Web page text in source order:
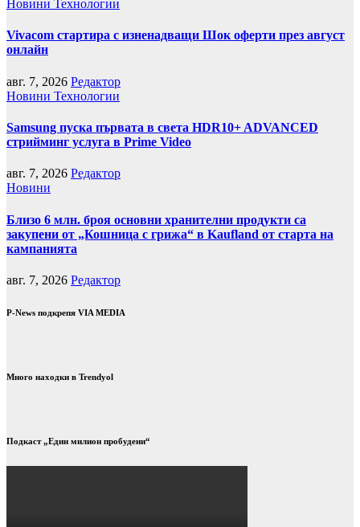
Новини Технологии
Vivacom стартира с изненадващи Шок оферти през август
онлайн
авг. 7, 2026 Редактор
Новини Технологии
Samsung пуска първата в света HDR10+ ADVANCED
стрийминг услуга в Prime Video
авг. 7, 2026 Редактор
Новини
Близо 6 млн. броя основни хранителни продукти са
закупени от „Кошница с грижа“ в Kaufland от старта на
кампанията
авг. 7, 2026 Редактор
P-News подкрепя VIA MEDIA
Много находки в Trendyol
Подкаст „Един милион пробудени“